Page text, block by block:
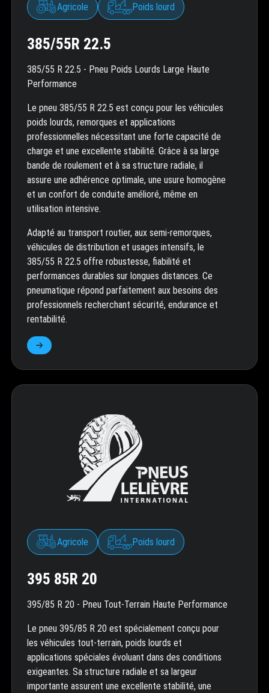
Agricole Poids lourd
385/55R 22.5
385/55 R 22.5 - Pneu Poids Lourds Large Haute
Performance
Le pneu 385/55 R 22.5 est conçu pour les véhicules
poids lourds, remorques et applications
professionnelles nécessitant une forte capacité de
charge et une excellente stabilité. Grâce à sa large
bande de roulement et à sa structure radiale, il
assure une adhérence optimale, une usure homogène
et un confort de conduite amélioré, même en
utilisation intensive.
Adapté au transport routier, aux semi-remorques,
véhicules de distribution et usages intensifs, le
385/55 R 22.5 offre robustesse, fiabilité et
performances durables sur longues distances. Ce
pneumatique répond parfaitement aux besoins des
professionnels recherchant sécurité, endurance et
rentabilité.
Agricole Poids lourd
395 85R 20
395/85 R 20 - Pneu Tout-Terrain Haute Performance
Le pneu 395/85 R 20 est spécialement conçu pour
les véhicules tout-terrain, poids lourds et
applications spéciales évoluant dans des conditions
exigeantes. Sa structure radiale et sa largeur
importante assurent une excellente stabilité, une